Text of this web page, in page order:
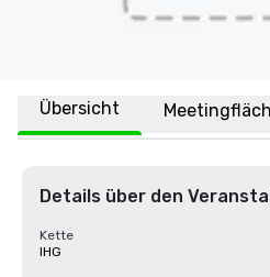
Übersicht
Details über den
Kette
IHG